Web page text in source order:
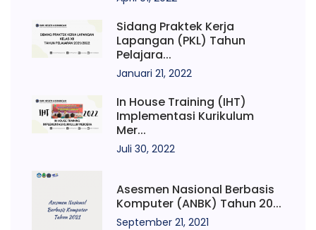
Sidang Praktek Kerja
Lapangan (PKL) Tahun
Pelajara...
Januari 21, 2022
In House Training (IHT)
Implementasi Kurikulum
Mer...
Juli 30, 2022
Asesmen Nasional Berbasis
Komputer (ANBK) Tahun 20...
September 21, 2021